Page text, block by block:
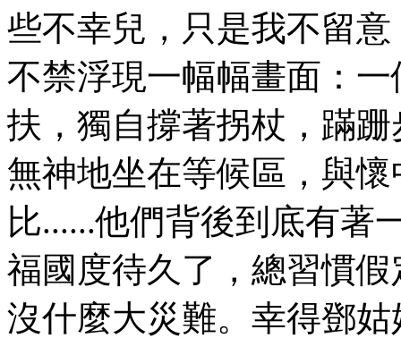
些不幸兒，只是我不留
不禁浮現一幅幅畫面：
扶，獨自撐著拐杖，蹣
無神地坐在等候區，與
比......他們背後到底有著
福國度待久了，總習慣
沒什麼大災難。幸得鄧